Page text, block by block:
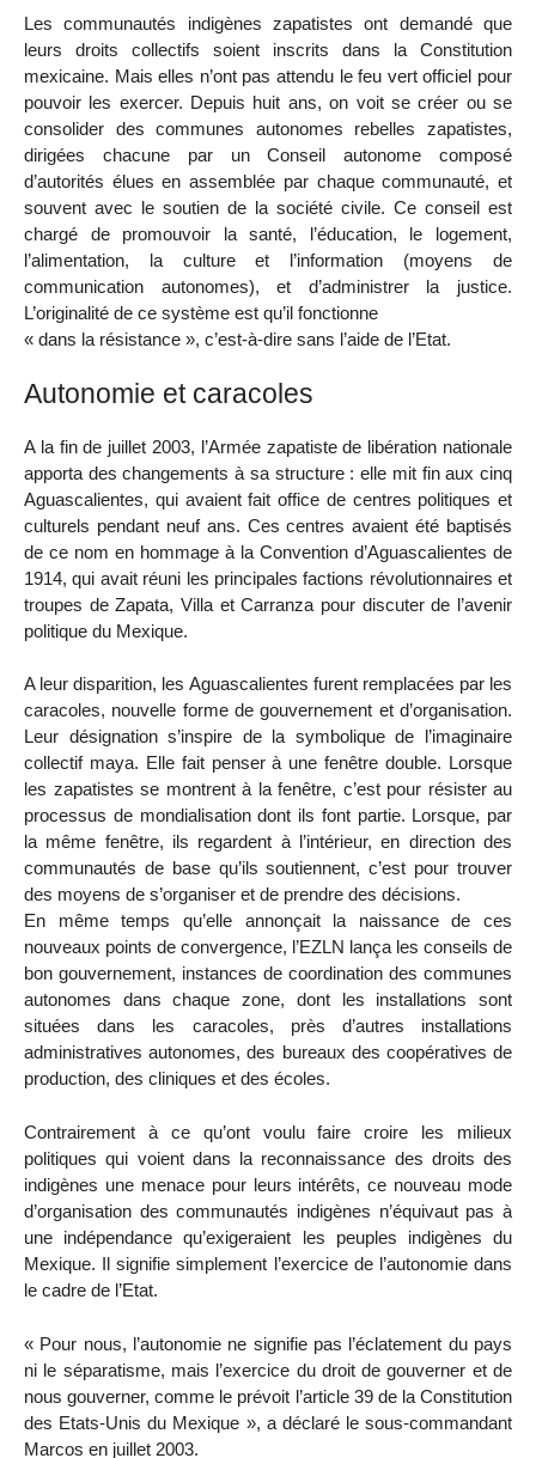
Les communautés indigènes zapatistes ont demandé que
leurs droits collectifs soient inscrits dans la Constitution
mexicaine. Mais elles n’ont pas attendu le feu vert officiel pour
pouvoir les exercer. Depuis huit ans, on voit se créer ou se
consolider des communes autonomes rebelles zapatistes,
dirigées chacune par un Conseil autonome composé
d’autorités élues en assemblée par chaque communauté, et
souvent avec le soutien de la société civile. Ce conseil est
chargé de promouvoir la santé, l’éducation, le logement,
l’alimentation, la culture et l’information (moyens de
communication autonomes), et d’administrer la justice.
L’originalité de ce système est qu’il fonctionne
« dans la résistance », c’est-à-dire sans l’aide de l’Etat.
Autonomie et caracoles
A la fin de juillet 2003, l’Armée zapatiste de libération nationale
apporta des changements à sa structure : elle mit fin aux cinq
Aguascalientes, qui avaient fait office de centres politiques et
culturels pendant neuf ans. Ces centres avaient été baptisés
de ce nom en hommage à la Convention d’Aguascalientes de
1914, qui avait réuni les principales factions révolutionnaires et
troupes de Zapata, Villa et Carranza pour discuter de l’avenir
politique du Mexique.
A leur disparition, les Aguascalientes furent remplacées par les
caracoles, nouvelle forme de gouvernement et d’organisation.
Leur désignation s’inspire de la symbolique de l’imaginaire
collectif maya. Elle fait penser à une fenêtre double. Lorsque
les zapatistes se montrent à la fenêtre, c’est pour résister au
processus de mondialisation dont ils font partie. Lorsque, par
la même fenêtre, ils regardent à l’intérieur, en direction des
communautés de base qu’ils soutiennent, c’est pour trouver
des moyens de s’organiser et de prendre des décisions.
En même temps qu’elle annonçait la naissance de ces
nouveaux points de convergence, l’EZLN lança les conseils de
bon gouvernement, instances de coordination des communes
autonomes dans chaque zone, dont les installations sont
situées dans les caracoles, près d’autres installations
administratives autonomes, des bureaux des coopératives de
production, des cliniques et des écoles.
Contrairement à ce qu’ont voulu faire croire les milieux
politiques qui voient dans la reconnaissance des droits des
indigènes une menace pour leurs intérêts, ce nouveau mode
d’organisation des communautés indigènes n’équivaut pas à
une indépendance qu’exigeraient les peuples indigènes du
Mexique. Il signifie simplement l’exercice de l’autonomie dans
le cadre de l’Etat.
« Pour nous, l’autonomie ne signifie pas l’éclatement du pays
ni le séparatisme, mais l’exercice du droit de gouverner et de
nous gouverner, comme le prévoit l’article 39 de la Constitution
des Etats-Unis du Mexique », a déclaré le sous-commandant
Marcos en juillet 2003.